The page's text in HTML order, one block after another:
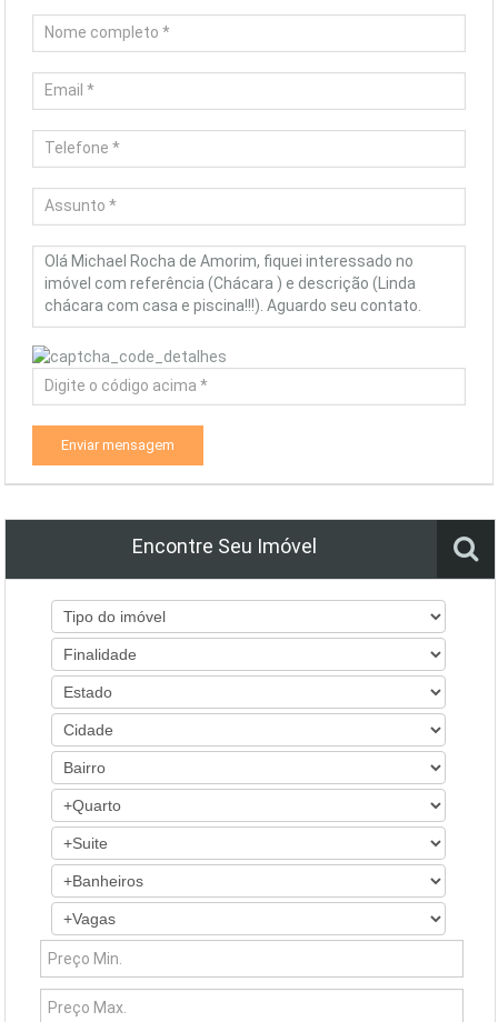
Enviar mensagem
Encontre Seu Imóvel